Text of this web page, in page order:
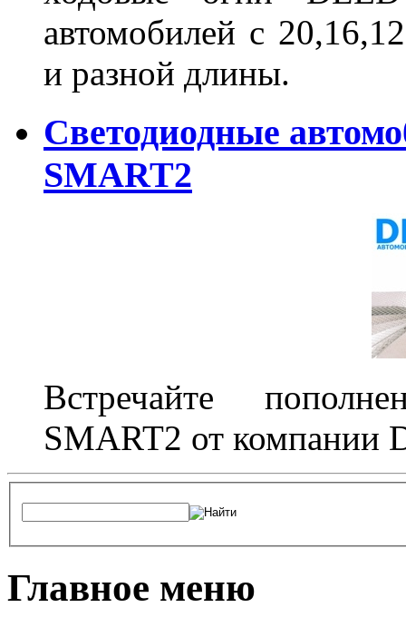
автомобилей с
и разной длины.
Светодиодные
SMART2
Встречайте
SMART2 от компании
Главное меню